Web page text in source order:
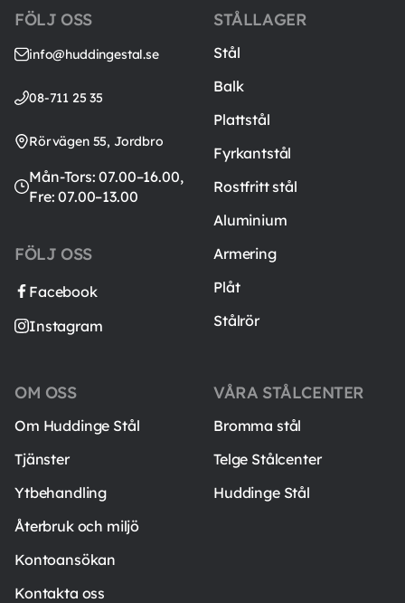
FÖLJ OSS
info@huddingestal.se
08-711 25 35
Rörvägen 55, Jordbro
Mån-Tors: 07.00–16.00,
Fre: 07.00–13.00
FÖLJ OSS
Facebook
Instagram
STÅLLAGER
Stål
Balk
Plattstål
Fyrkantstål
Rostfritt stål
Aluminium
Armering
Plåt
Stålrör
VÅRA STÅLCENTER
Bromma stål
Telge Stålcenter
Huddinge Stål
OM OSS
Om Huddinge Stål
Tjänster
Ytbehandling
Återbruk och miljö
Kontoansökan
Kontakta oss